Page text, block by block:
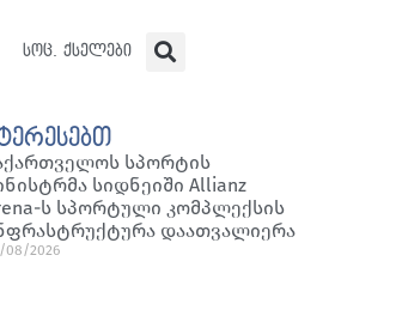
სოც. ქსელები
სპორტის
სიდნეიში Allianz
ს სპორტული კომპლექსის
დაათვალიერა
08/2026